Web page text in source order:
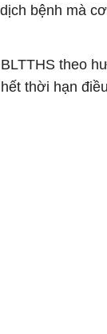
bệnh mà
theo
thời hạn